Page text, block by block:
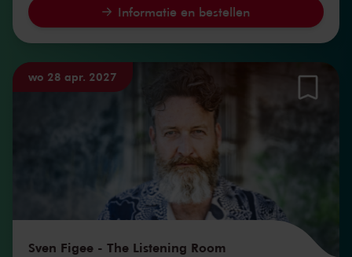
Informatie en bestellen
Sven Figee - The Listening Room
wo 28 apr. 2027